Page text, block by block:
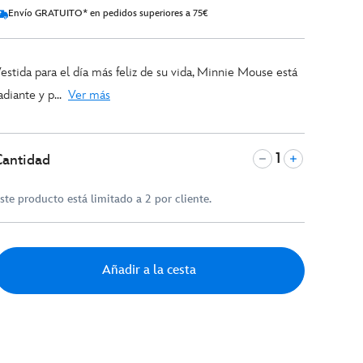
Envío GRATUITO* en pedidos superiores a 75€
para el día más feliz de su vida, Minnie Mouse está
y p... Ver más
producto está limitado a 2 por cliente.
Añadir a la cesta